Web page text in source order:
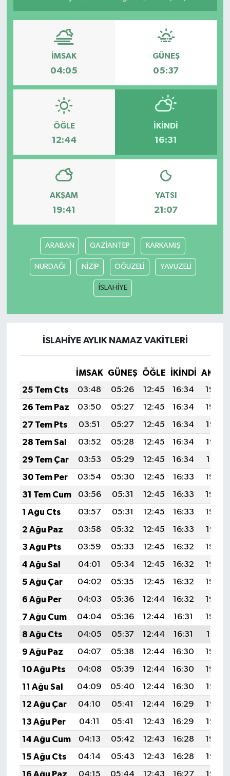
İMSAK
04:05
GÜNEŞ
05:37
ÖĞLE
12:44
İKINDI
16:31
AKŞAM
19:41
YATSI
21:07
ARABAN GAZİANTEP KARKAMIŞ
NURDAĞI NİZİP OĞUZELİ YAVUZELİ
İSLAHİYE
İSLAHİYE AYLIK NAMAZ VAKITLERI
İMSAK GÜNEŞ ÖĞLE İKINDI
25 Tem Cts
03:48 05:26 12:45 16:34
19:54
26 Tem Paz
03:50 05:27 12:45 16:34
19:54
27 Tem Pts
03:51 05:27 12:45 16:34
19:53
28 Tem Sal
03:52 05:28 12:45 16:34
19:52
29 Tem Çar
03:53 05:29 12:45 16:34
19:51
30 Tem Per
03:54 05:30 12:45 16:33
19:50
31 Tem Cum
03:56 05:31 12:45 16:33
19:49
1 Ağu Cts
03:57 05:31 12:45 16:33
19:48
2 Ağu Paz
03:58 05:32 12:45 16:33
19:47
3 Ağu Pts
03:59 05:33 12:45 16:32
19:46
4 Ağu Sal
04:01 05:34 12:45 16:32
19:45
5 Ağu Çar
04:02 05:35 12:45 16:32
19:44
6 Ağu Per
04:03 05:36 12:44 16:32
19:43
7 Ağu Cum
04:04 05:36 12:44 16:31
19:42
8 Ağu Cts
04:05 05:37 12:44 16:31
19:41
9 Ağu Paz
04:07 05:38 12:44 16:30
19:40
10 Ağu Pts
04:08 05:39 12:44 16:30
19:39
11 Ağu Sal
04:09 05:40 12:44 16:30
19:38
12 Ağu Çar
04:10 05:41 12:44 16:29
19:37
13 Ağu Per
04:11 05:41 12:43 16:29
19:36
14 Ağu Cum
04:13 05:42 12:43 16:28
19:34
15 Ağu Cts
04:14 05:43 12:43 16:28
19:33
16 Ağu Paz
04:15 05:44 12:43 16:27
19:32
Gündem
Kültür & Sanat
Teknoloji